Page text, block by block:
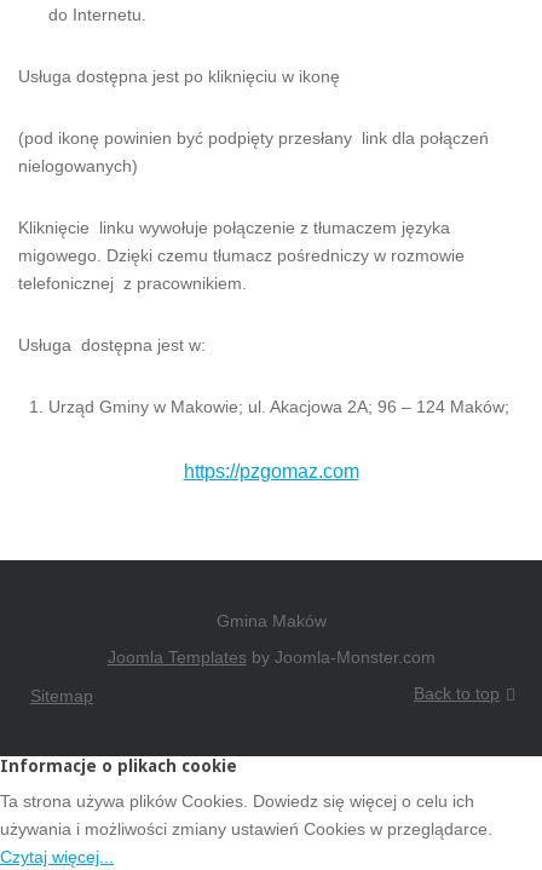
do Internetu.
Usługa dostępna jest po kliknięciu w ikonę
(pod ikonę powinien być podpięty przesłany link dla połączeń
nielogowanych)
Kliknięcie linku wywołuje połączenie z tłumaczem języka
migowego. Dzięki czemu tłumacz pośredniczy w rozmowie
telefonicznej z pracownikiem.
Usługa dostępna jest w:
Urząd Gminy w Makowie; ul. Akacjowa 2A; 96 – 124 Maków;
https://pzgomaz.com
Gmina Maków
Joomla Templatesby Joomla-Monster.com
Sitemap
Back to top
Informacje o plikach cookie
Ta strona używa plików Cookies. Dowiedz się więcej o celu ich
używania i możliwości zmiany ustawień Cookies w przeglądarce.
Czytaj więcej...